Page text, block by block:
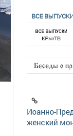
ВСЕ
Иоанно-
женский